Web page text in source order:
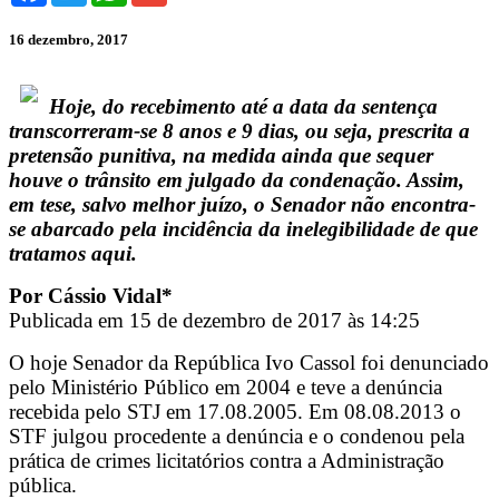
16 dezembro, 2017
Hoje, do recebimento até a data da sentença
transcorreram-se 8 anos e 9 dias​, ou seja, prescrita a
pretensão punitiva, na medida ainda que sequer
houve o trânsito em julgado da condenação. Assim,
em tese, salvo melhor juízo, o Senador não encontra-
se abarcado pela incidência da inelegibilidade de que
tratamos aqui.
Por Cássio Vidal*
Publicada em 15 de dezembro de 2017 às 14:25
O hoje Senador da República Ivo Cassol foi denunciado
pelo Ministério Público em 2004 e teve a denúncia
recebida pelo STJ em 17.08.2005. Em 08.08.2013 o
STF julgou procedente a denúncia e o condenou pela
prática de crimes licitatórios contra a Administração
pública.